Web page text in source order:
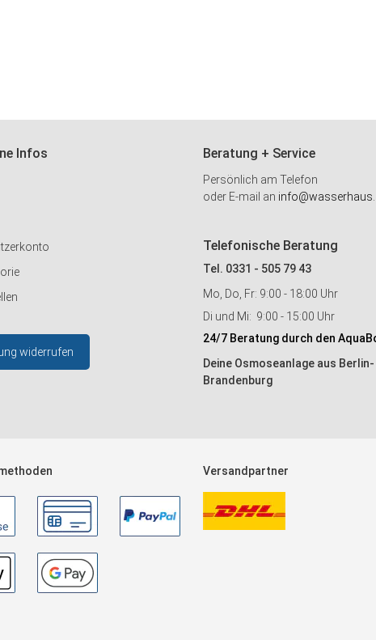
Infos
widerrufen
Beratung + Service
Persönlich am Telefon
oder E-mail an
Telefonische Beratung
Tel. 0331 - 505 79 43
Mo, Do, Fr: 9:00 - 18:00 Uhr
Di und Mi: 9:00 - 15:00 Uhr
24/7 Beratung durch den
Deine Osmoseanlage aus Berlin-
Brandenburg
Versandpartner